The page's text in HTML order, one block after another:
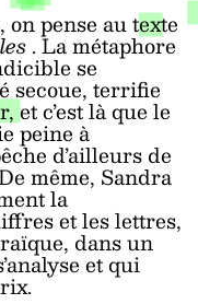
pense au texte
. La métaphore
se
secoue, terrifie
et c’est là que le
peine à
d’ailleurs de
même, Sandra
la
et les lettres,
dans un
et qui